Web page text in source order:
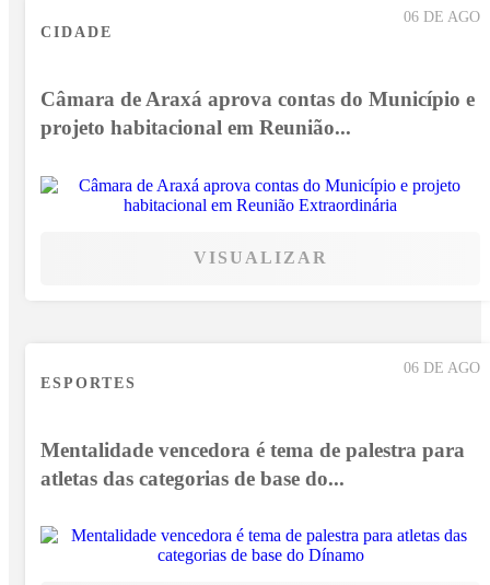
06 DE AGO
CIDADE
Câmara de Araxá aprova contas do Município e
projeto habitacional em Reunião...
VISUALIZAR
06 DE AGO
ESPORTES
Mentalidade vencedora é tema de palestra para
atletas das categorias de base do...